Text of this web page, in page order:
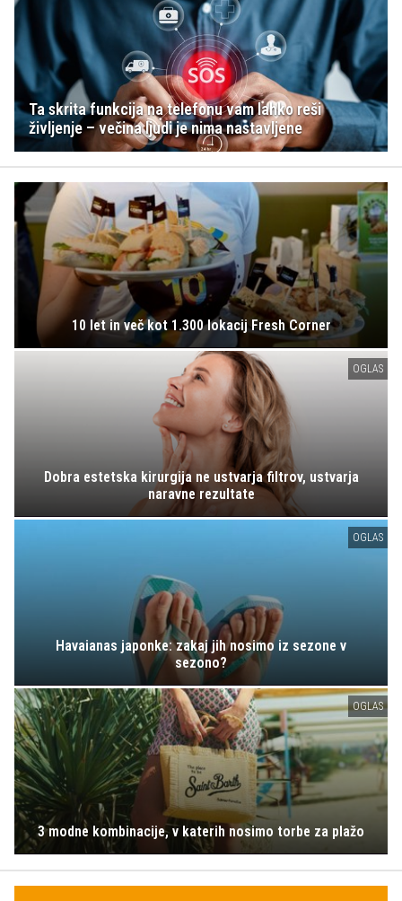
Ta skrita funkcija na telefonu vam lahko reši
življenje – večina ljudi je nima nastavljene
10 let in več kot 1.300 lokacij Fresh Corner
OGLAS
Dobra estetska kirurgija ne ustvarja filtrov, ustvarja
naravne rezultate
OGLAS
Havaianas japonke: zakaj jih nosimo iz sezone v
sezono?
OGLAS
3 modne kombinacije, v katerih nosimo torbe za plažo